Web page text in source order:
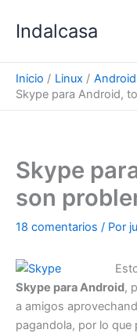
Indalcasa
Inicio Linux
Android
Skype para Android,
Skype
son
18 comentarios / Por
Skype para Android,
a amigos
pagandola, por lo que